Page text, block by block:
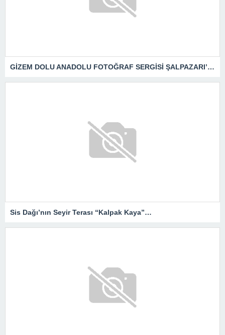
GİZEM DOLU ANADOLU FOTOĞRAF SERGİSİ ŞALPAZARI’NDA
Sis Dağı’nın Seyir Terası “Kalpak Kaya”…